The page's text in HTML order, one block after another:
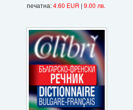
печатна:4.60 EUR | 9.00 лв.